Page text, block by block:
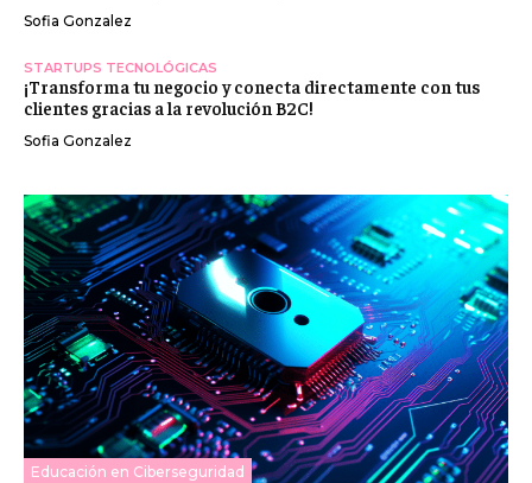
Sofia Gonzalez
STARTUPS TECNOLÓGICAS
¡Transforma tu negocio y conecta directamente con tus
clientes gracias a la revolución B2C!
Sofia Gonzalez
Educación en Ciberseguridad